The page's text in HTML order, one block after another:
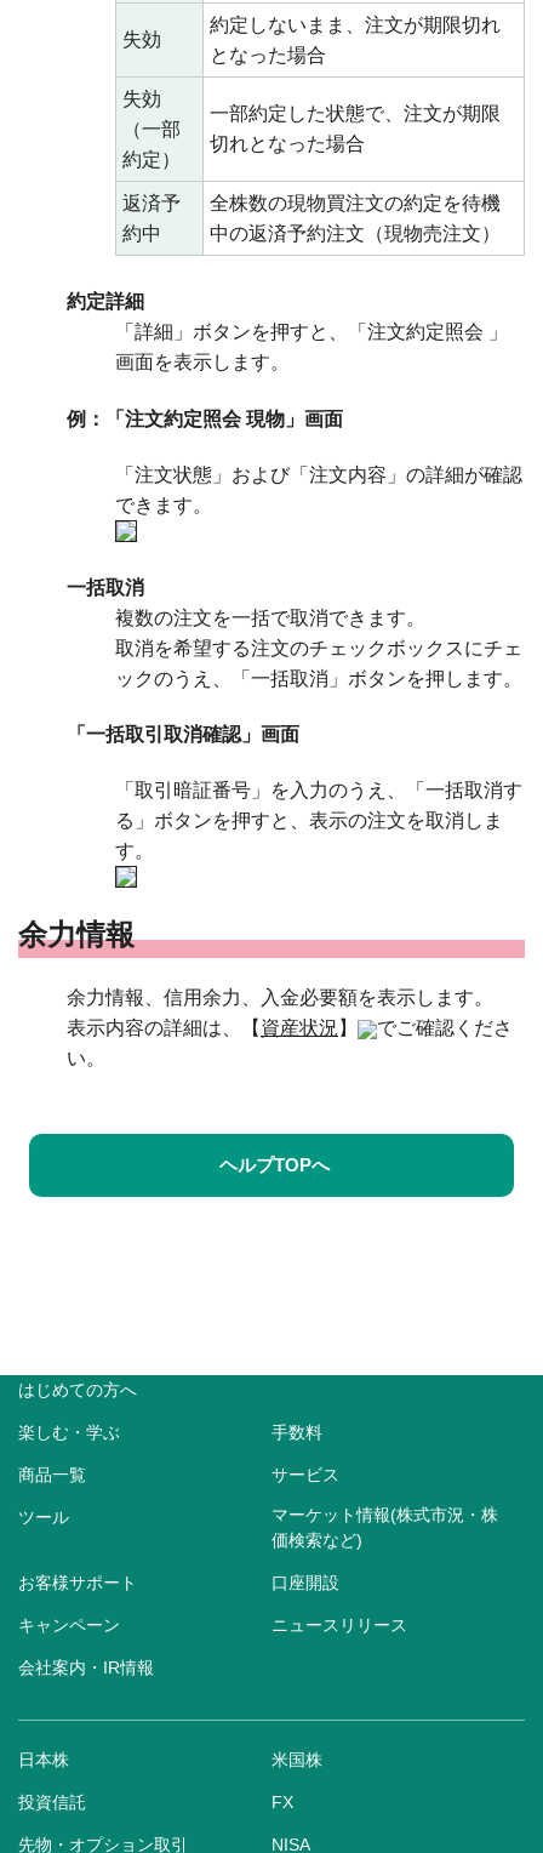
失効
約定しないまま、注文が期限切れ
となった場合
失効
（一部
約定）
一部約定した状態で、注文が期限
切れとなった場合
返済予
約中
全株数の現物買注文の約定を待機
中の返済予約注文（現物売注文）
約定詳細
「詳細」ボタンを押すと、「注文約定照会 」
画面を表示します。
例：「注文約定照会 現物」画面
「注文状態」および「注文内容」の詳細が確認
できます。
一括取消
複数の注文を一括で取消できます。
取消を希望する注文のチェックボックスにチェ
ックのうえ、「一括取消」ボタンを押します。
「一括取引取消確認」画面
「取引暗証番号」を入力のうえ、「一括取消す
る」ボタンを押すと、表示の注文を取消しま
す。
余力情報
余力情報、信用余力、入金必要額を表示します。
表示内容の詳細は、【 資産状況 】
でご確認くださ
い。
ヘルプTOPへ
はじめての方へ
楽しむ・学ぶ 手数料
商品一覧 サービス
ツール
マーケット情報(株式市況・株
価検索など)
お客様サポート 口座開設
キャンペーン ニュースリリース
会社案内・IR情報
日本株 米国株
投資信託 FX
先物・オプション取引 NISA